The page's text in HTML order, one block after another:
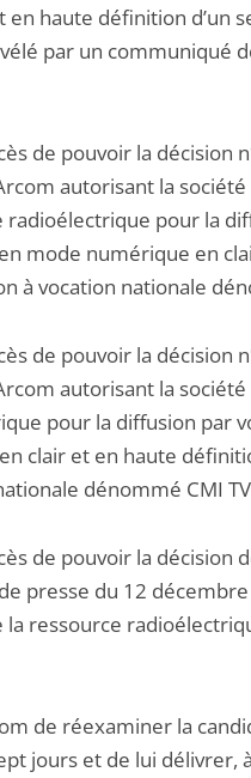
haute définition d’un
par un communiqué
de pouvoir la décision
autorisant la société
pour la
mode numérique en
à vocation nationale
de pouvoir la décision
autorisant la
pour la diffusion par
clair et en haute
dénommé CMI
de pouvoir la décision
presse du 12
ressource
de réexaminer la
jours et de lui délivrer,